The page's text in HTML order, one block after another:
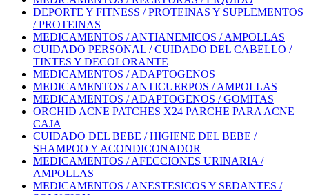
DEPORTE Y FITNESS / PROTEINAS Y SUPLEMENTOS
/ PROTEINAS
MEDICAMENTOS / ANTIANEMICOS / AMPOLLAS
CUIDADO PERSONAL / CUIDADO DEL CABELLO /
TINTES Y DECOLORANTE
MEDICAMENTOS / ADAPTOGENOS
MEDICAMENTOS / ANTICUERPOS / AMPOLLAS
MEDICAMENTOS / ADAPTOGENOS / GOMITAS
ORCHID ACNE PATCHES X24 PARCHE PARA ACNE
CAJA
CUIDADO DEL BEBE / HIGIENE DEL BEBE /
SHAMPOO Y ACONDICONADOR
MEDICAMENTOS / AFECCIONES URINARIA /
AMPOLLAS
MEDICAMENTOS / ANESTESICOS Y SEDANTES /